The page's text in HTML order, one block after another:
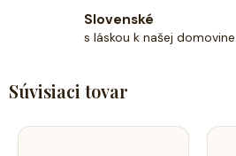
Slovenské
s láskou k našej domovine
Súvisiaci tovar